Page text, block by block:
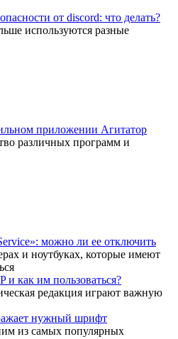
от discord: что делать?
используются разные
приложении Агитатор
различных программ и
можно ли ее отключить
и ноутбуках, которые имеют
и как им пользоваться?
редакция играют важную
нужный шрифт
из самых популярных